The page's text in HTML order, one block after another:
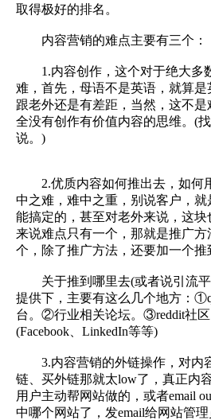
取得极好的排名。
内容营销的难点主要有三个：
1.内容创作，这个对于绝大多
难，首先，母语不是英语，就算
跟老外还是有差距，当然，这不
全没有创作有价值内容的思维。(
说。)
2.优质内容如何推出去，如何
中之难，难中之重，别说客户，
能搞定的，甚至对老外来说，这
来说难点只有一个，那就是推广
个，除了推广方法，还要加一个推
关于推到哪里去(或者说引流平
提供下，主要有这么几个地方：
台。②行业相关论坛。③reddit社
(Facebook、LinkedIn等等)
3.内容营销的外链操作，对内
链、买外链那就太low了，真正内
用户主动帮网站做的，或者email
中哪个网站了，发email给网站管